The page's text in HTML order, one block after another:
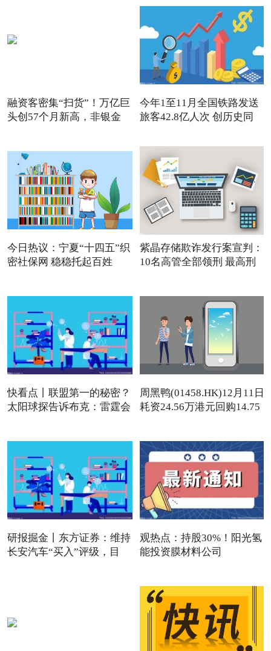
融资客密集“扫货”！万亿巨
头创57个月新高，非银金
今年1至11月全国铁路发送
旅客42.8亿人次 创历史同
今日热议：宁夏“十四五”织
密社保网 稳稳托起百姓
紫晶存储欺诈发行案宣判：
10名高管全部领刑 最高刑
快看点丨联盟第一的秘密？
太阳球探告诉布克：雷霆会
周黑鸭(01458.HK)12月11日
耗资24.56万港元回购14.75
研报掘金丨东方证券：维持
长安汽车“买入”评级，目
观热点：持股30%！阳光氢
能投资膜材料公司